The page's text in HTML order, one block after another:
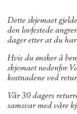
Dette skjemaet
den lovfestede
dager etter at du
Hvis du ønsker å
skjemaet nedenfor.
kostnadene ved
Vår 30 dagers
samsvar med våre